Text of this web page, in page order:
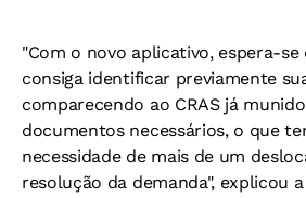
"Com o novo aplicativo, espera-
consiga identificar previamente
comparecendo ao CRAS já
documentos necessários, o que
necessidade de mais de um
resolução da demanda", explicou